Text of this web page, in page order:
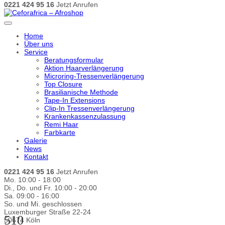
0221 424 95 16 Jetzt Anrufen
Home
Über uns
Service
Beratungsformular
Aktion Haarverlängerung
Microring-Tressenverlängerung
Top Closure
Brasilianische Methode
Tape-In Extensions
Clip-In Tressenverlängerung
Krankenkassenzulassung
Remi Haar
Farbkarte
Galerie
News
Kontakt
0221 424 95 16 Jetzt Anrufen
Mo. 10:00 - 18:00
Di., Do. und Fr. 10:00 - 20:00
Sa. 09:00 - 16:00
So. und Mi. geschlossen
Luxemburger Straße 22-24
50674 Köln
510